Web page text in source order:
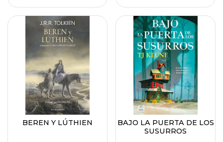
BEREN Y LÚTHIEN
BAJO LA PUERTA DE LOS
SUSURROS